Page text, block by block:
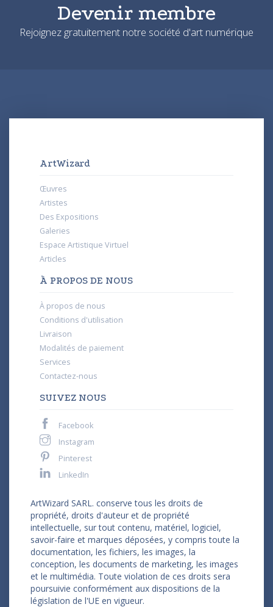
Devenir membre
Rejoignez gratuitement notre société d'art numérique
ArtWizard
Œuvres
Artistes
Des Expositions
Galeries
Espace Artistique Virtuel
Articles
À PROPOS DE NOUS
À propos de nous
Conditions d'utilisation
Livraison
Modalités de paiement
Services
Contactez-nous
SUIVEZ NOUS
Facebook
Instagram
Pinterest
LinkedIn
ArtWizard SARL. conserve tous les droits de
propriété, droits d'auteur et de propriété
intellectuelle, sur tout contenu, matériel, logiciel,
savoir-faire et marques déposées, y compris toute la
documentation, les fichiers, les images, la
conception, les documents de marketing, les images
et le multimédia. Toute violation de ces droits sera
poursuivie conformément aux dispositions de la
législation de l'UE en vigueur.